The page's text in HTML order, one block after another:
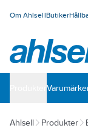
Om AhlsellButiker
Ahlsell Produkter